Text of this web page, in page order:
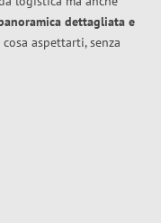
dettagliata e
aspettarti, senza